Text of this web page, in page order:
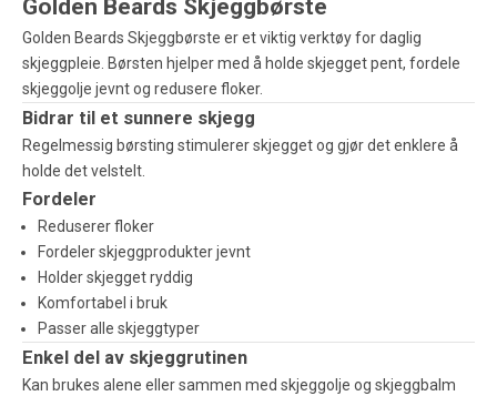
Golden Beards Skjeggbørste
Golden Beards Skjeggbørste er et viktig verktøy for daglig
skjeggpleie. Børsten hjelper med å holde skjegget pent, fordele
skjeggolje jevnt og redusere floker.
Bidrar til et sunnere skjegg
Regelmessig børsting stimulerer skjegget og gjør det enklere å
holde det velstelt.
Fordeler
Reduserer floker
Fordeler skjeggprodukter jevnt
Holder skjegget ryddig
Komfortabel i bruk
Passer alle skjeggtyper
Enkel del av skjeggrutinen
Kan brukes alene eller sammen med skjeggolje og skjeggbalm